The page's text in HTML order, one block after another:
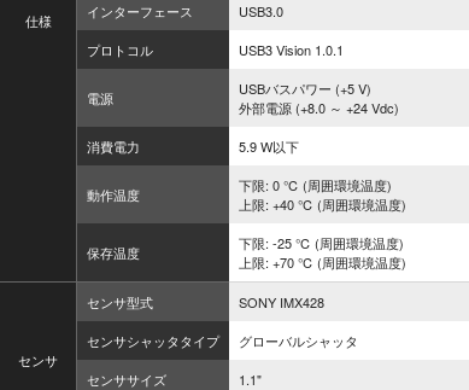
仕様
インターフェース
USB3.0
プロトコル
USB3 Vision 1.0.1
電源
USBバスパワー (+5 V)
外部電源 (+8.0 ～ +24 Vdc)
消費電力
5.9 W以下
動作温度
下限: 0 ℃ (周囲環境温度)
上限: +40 ℃ (周囲環境温度)
保存温度
下限: -25 ℃ (周囲環境温度)
上限: +70 ℃ (周囲環境温度)
センサ
センサ型式
SONY IMX428
センサシャッタタイプ
グローバルシャッタ
センササイズ
1.1"